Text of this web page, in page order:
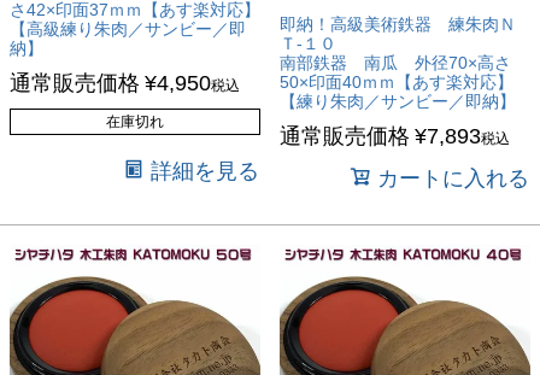
さ42×印面37ｍｍ【あす楽対応】
【高級練り朱肉／サンビー／即
納】
通常販売価格 ¥4,950税込
在庫切れ
詳細を見る
即納！高級美術鉄器 練朱肉Ｎ
Ｔ-１０
南部鉄器 南瓜 外径70×高さ
50×印面40ｍｍ【あす楽対応】
【練り朱肉／サンビー／即納】
通常販売価格 ¥7,893税込
カートに入れる